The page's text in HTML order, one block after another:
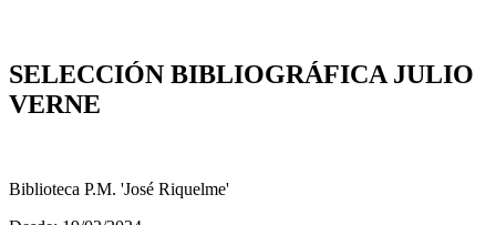
SELECCIÓN BIBLIOGRÁFICA JULIO
VERNE
Biblioteca P.M. 'José Riquelme'